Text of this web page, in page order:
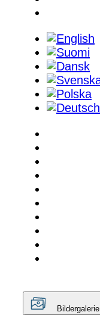
Bildergalerie